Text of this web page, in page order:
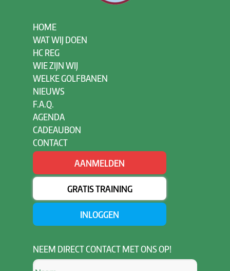
HOME
WAT WIJ DOEN
HC REG
WIE ZIJN WIJ
WELKE GOLFBANEN
NIEUWS
F.A.Q.
AGENDA
CADEAUBON
CONTACT
AANMELDEN
GRATIS TRAINING
INLOGGEN
NEEM DIRECT CONTACT MET ONS OP!